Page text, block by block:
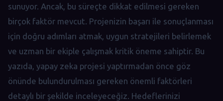
sunuyor. Ancak, bu süreçte dikkat edilmesi gereken
birçok faktör mevcut. Projenizin başarı ile sonuçlanması
için doğru adımları atmak, uygun stratejileri belirlemek
ve uzman bir ekiple çalışmak kritik öneme sahiptir. Bu
yazıda, yapay zeka projesi yaptırmadan önce göz
önünde bulundurulması gereken önemli faktörleri
detaylı bir şekilde inceleyeceğiz. Hedeflerinizi